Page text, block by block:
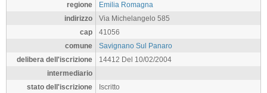
regione
Emilia Romagna
indirizzo
Via Michelangelo 585
cap
41056
comune
Savignano Sul Panaro
delibera dell'iscrizione
14412 Del 10/02/2004
intermediario
stato dell'iscrizione
Iscritto